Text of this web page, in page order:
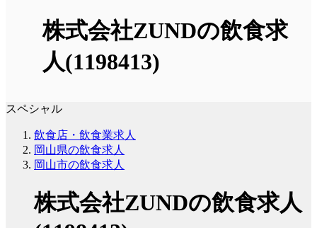
株式会社ZUNDの飲食求
人(1198413)
スペシャル
飲食店・飲食業求人
岡山県の飲食求人
岡山市の飲食求人
株式会社ZUNDの飲食求人